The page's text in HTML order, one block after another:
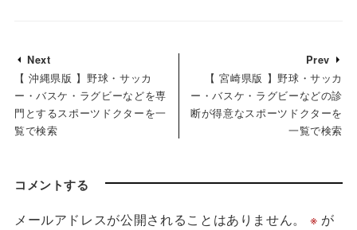
Next
【 沖縄県版 】野球・サッカ
ー・バスケ・ラグビーなどを専
門とするスポーツドクターを一
覧で検索
Prev
【 宮崎県版 】野球・サッカ
ー・バスケ・ラグビーなどの診
断が得意なスポーツドクターを
一覧で検索
コメントする
メールアドレスが公開されることはありません。 ※ が